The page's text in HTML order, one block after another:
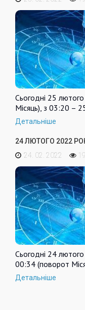
Сьогодні 25
Місяць), з 03:20 –
Детальніше
24 ЛЮТОГО 2022
24. 02. 2022
Сьогодні 24
00:34 (поворот
Детальніше